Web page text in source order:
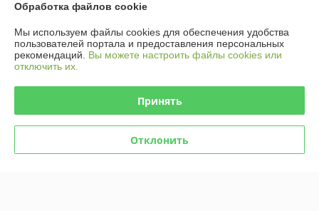
Сегодня работает с 09:00 до 21:00
Показать весь график работы
Отзывы о магазине
45 отзывов за всё время
10.06.2026
Олег
Обработка файлов cookie
Мы используем файлы cookies для обеспечения удобства
пользователей портала и предоставления персональных
рекомендаций. Вы можете настроить файлы cookies или
отключить их.
Принять
Отклонить